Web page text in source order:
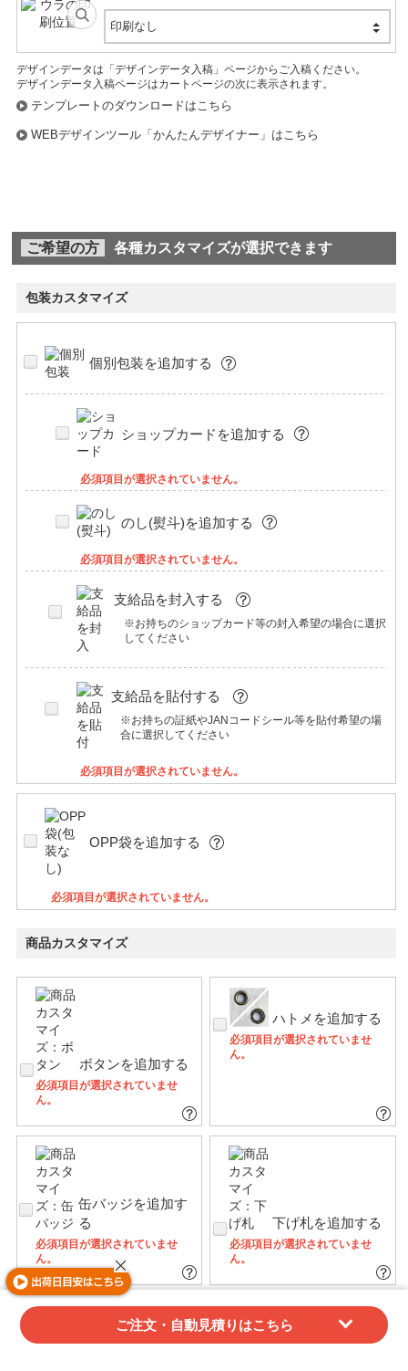
印刷なし
デザインデータは「デザインデータ入稿」ページからご入稿ください。
デザインデータ入稿ページはカートページの次に表示されます。
テンプレートのダウンロードはこちら
WEBデザインツール「かんたんデザイナー」はこちら
ご希望の方 各種カスタマイズが選択できます
包装カスタマイズ
個別包装を追加する
ショップカードを追加する
必須項目が選択されていません。
のし(熨斗)を追加する
必須項目が選択されていません。
支給品を封入する
※お持ちのショップカード等の封入希望の場合に選択
してください
支給品を貼付する
※お持ちの証紙やJANコードシール等を貼付希望の場
合に選択してください
必須項目が選択されていません。
OPP袋を追加する
必須項目が選択されていません。
商品カスタマイズ
ボタンを追加する
必須項目が選択されていませ
ん。
ハトメを追加する
必須項目が選択されていませ
ん。
缶バッジを追加す
る
必須項目が選択されていませ
ん。
下げ札を追加する
必須項目が選択されていませ
ん。
ご注文・自動見積りはこちら